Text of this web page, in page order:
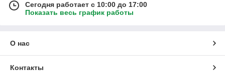
Сегодня работает с 10:00 до 17:00
Показать весь график работы
О нас
Контакты